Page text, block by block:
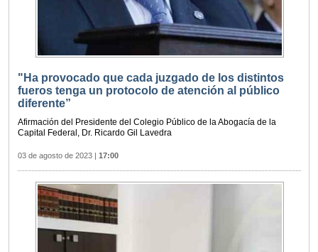
"Ha provocado que cada juzgado de los distintos
fueros tenga un protocolo de atención al público
diferente”
Afirmación del Presidente del Colegio Público de la Abogacía de la
Capital Federal, Dr. Ricardo Gil Lavedra
03 de agosto de 2023 | 17:00